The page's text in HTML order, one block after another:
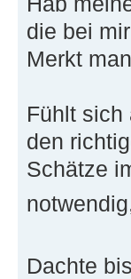
die bei
Merkt
Fühlt sich
den
Schätze
Dachte